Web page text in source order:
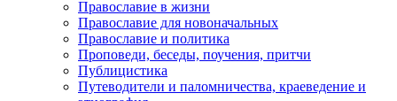
Православие в жизни
Православие для новоначальных
Православие и политика
Проповеди, беседы, поучения, притчи
Публицистика
Путеводители и паломничества, краеведение и